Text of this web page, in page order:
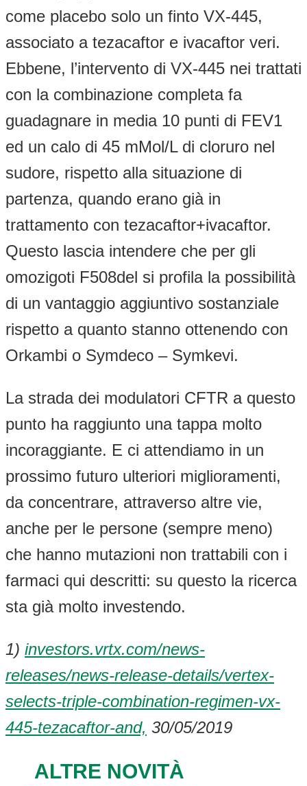
come placebo solo un finto VX-445,
associato a tezacaftor e ivacaftor veri.
Ebbene, l’intervento di VX-445 nei trattati
con la combinazione completa fa
guadagnare in media 10 punti di FEV1
ed un calo di 45 mMol/L di cloruro nel
sudore, rispetto alla situazione di
partenza, quando erano già in
trattamento con tezacaftor+ivacaftor.
Questo lascia intendere che per gli
omozigoti F508del si profila la possibilità
di un vantaggio aggiuntivo sostanziale
rispetto a quanto stanno ottenendo con
Orkambi o Symdeco – Symkevi.
La strada dei modulatori CFTR a questo
punto ha raggiunto una tappa molto
incoraggiante. E ci attendiamo in un
prossimo futuro ulteriori miglioramenti,
da concentrare, attraverso altre vie,
anche per le persone (sempre meno)
che hanno mutazioni non trattabili con i
farmaci qui descritti: su questo la ricerca
sta già molto investendo.
1) investors.vrtx.com/news-
releases/news-release-details/vertex-
selects-triple-combination-regimen-vx-
445-tezacaftor-and, 30/05/2019
ALTRE NOVITÀ